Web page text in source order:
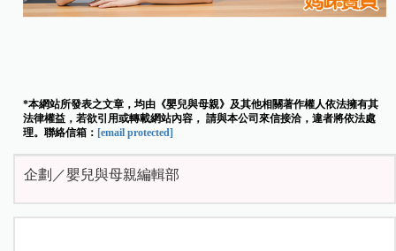
*本網站所發表之文章，均由《嬰兒與母親》及其他相關著作權人依法擁有其
法律權益，若欲引用或轉載網站內容， 請與本公司來信接洽，違者將依法處
理。聯絡信箱： [email protected]
企劃／嬰兒與母親編輯部